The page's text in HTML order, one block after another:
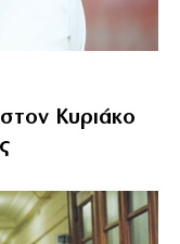
Κυριάκο